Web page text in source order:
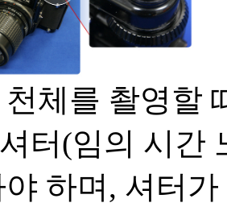
체를 촬영할
터(임의 시간
하며, 셔터